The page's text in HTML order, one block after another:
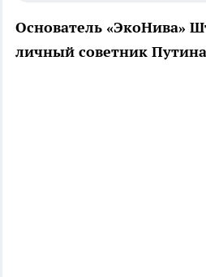
Основатель «ЭкоНива»
личный советник